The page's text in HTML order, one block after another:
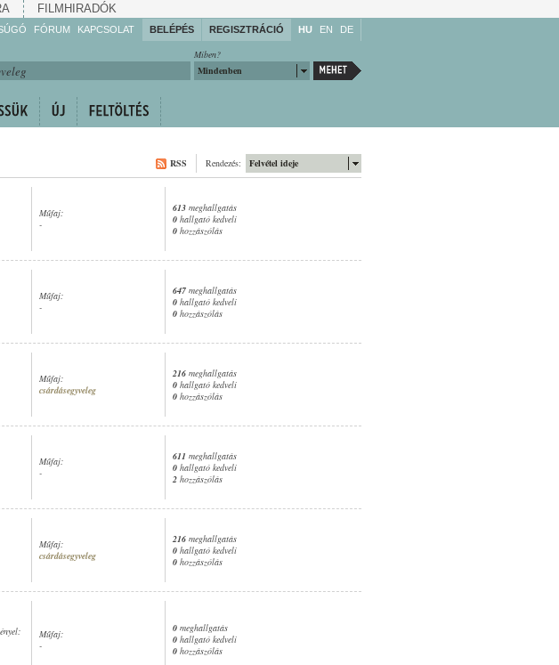
FILMHIRADÓK
FÓRUM KAPCSOLAT BELÉPÉS REGISZTRÁCIÓ HU EN DE
Miben?
Mindenben
Felvétel ideje
Rendezés:
RSS
Műfaj:
-
613 meghallgatás
0 hallgató kedveli
0 hozzászólás
Műfaj:
-
647 meghallgatás
0 hallgató kedveli
0 hozzászólás
Műfaj:
csárdásegyveleg
216 meghallgatás
0 hallgató kedveli
0 hozzászólás
Műfaj:
-
611 meghallgatás
0 hallgató kedveli
2 hozzászólás
Műfaj:
csárdásegyveleg
216 meghallgatás
0 hallgató kedveli
0 hozzászólás
Műfaj:
-
0 meghallgatás
0 hallgató kedveli
0 hozzászólás